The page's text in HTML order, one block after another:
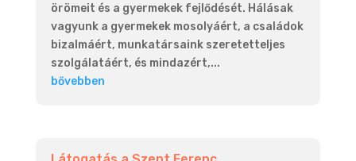
örömeit és a gyermekek fejlődését. Hálásak
vagyunk a gyermekek mosolyáért, a családok
bizalmáért, munkatársaink szeretetteljes
szolgálatáért, és mindazért,...
bővebben